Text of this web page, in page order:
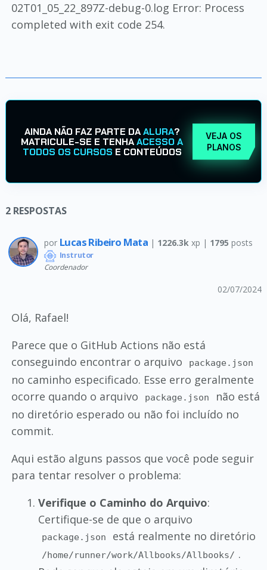
02T01_05_22_897Z-debug-0.log Error: Process
completed with exit code 254.
AINDA NÃO FAZ PARTE DAALURA?
MATRICULE-SE E TENHAACESSO A
TODOS OS CURSOS E CONTEÚDOS
VEJA OS
PLANOS
2 RESPOSTAS
por Lucas Ribeiro Mata | 1226.3kxp | 1795 posts
Instrutor
Coordenador
02/07/2024
Olá, Rafael!
Parece que o GitHub Actions não está
conseguindo encontrar o arquivo
package.json
no caminho especificado. Esse erro geralmente
ocorre quando o arquivo
package.json
não está
no diretório esperado ou não foi incluído no
commit.
Aqui estão alguns passos que você pode seguir
para tentar resolver o problema:
Verifique o Caminho do Arquivo:
Certifique-se de que o arquivo
package.json está realmente no diretório
/home/runner/work/Allbooks/Allbooks/ .